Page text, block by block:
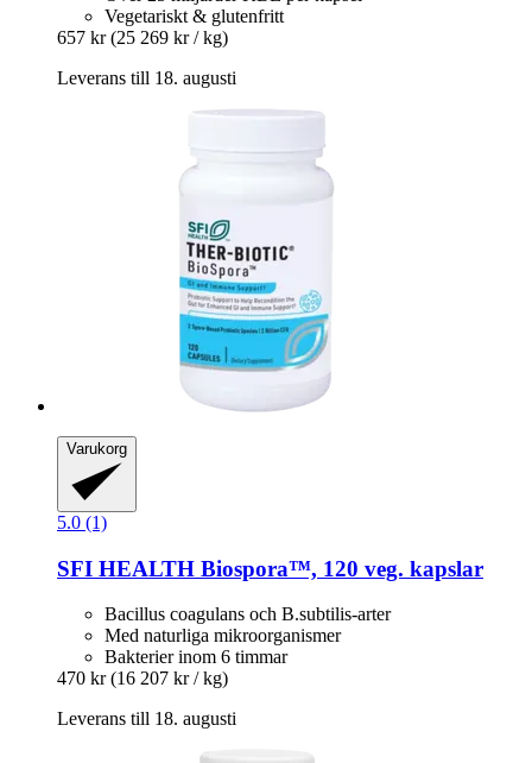
Vegetariskt & glutenfritt
657 kr (25 269 kr / kg)
Leverans till 18. augusti
Varukorg
5.0 (1)
SFI HEALTH Biospora™, 120 veg. kapslar
Bacillus coagulans och B.subtilis-arter
Med naturliga mikroorganismer
Bakterier inom 6 timmar
470 kr (16 207 kr / kg)
Leverans till 18. augusti